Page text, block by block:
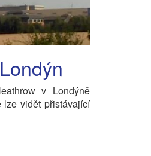
v Londýně
lze vidět přistávající